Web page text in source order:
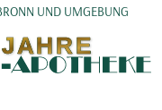
UND UMGEBUNG